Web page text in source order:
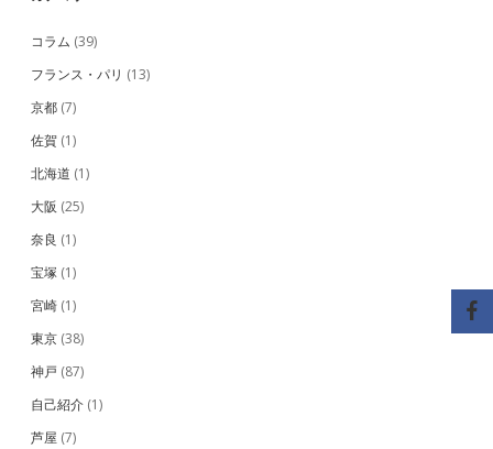
コラム (39)
フランス・パリ (13)
京都 (7)
佐賀 (1)
北海道 (1)
大阪 (25)
奈良 (1)
宝塚 (1)
宮崎 (1)
東京 (38)
神戸 (87)
自己紹介 (1)
芦屋 (7)